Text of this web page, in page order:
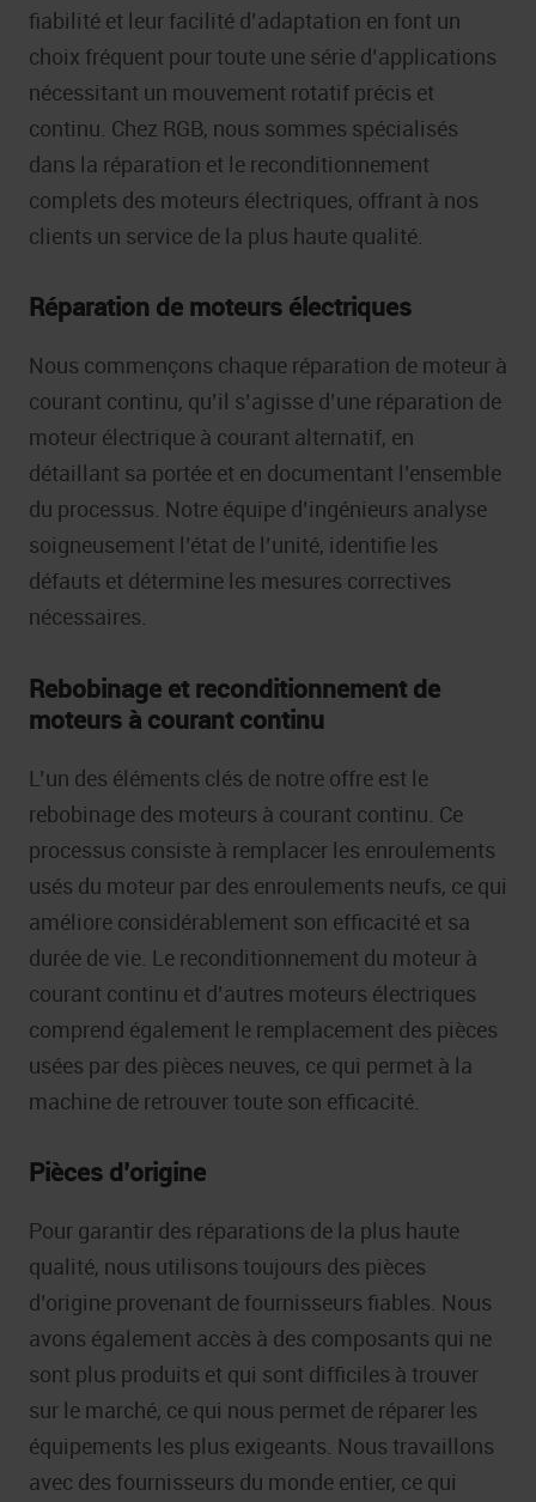
fiabilité et leur facilité d’adaptation en font un
choix fréquent pour toute une série d’applications
nécessitant un mouvement rotatif précis et
continu. Chez RGB, nous sommes spécialisés
dans la réparation et le reconditionnement
complets des moteurs électriques, offrant à nos
clients un service de la plus haute qualité.
Réparation de moteurs électriques
Nous commençons chaque réparation de moteur à
courant continu, qu’il s’agisse d’une réparation de
moteur électrique à courant alternatif, en
détaillant sa portée et en documentant l’ensemble
du processus. Notre équipe d’ingénieurs analyse
soigneusement l’état de l’unité, identifie les
défauts et détermine les mesures correctives
nécessaires.
Rebobinage et reconditionnement de
moteurs à courant continu
L’un des éléments clés de notre offre est le
rebobinage des moteurs à courant continu. Ce
processus consiste à remplacer les enroulements
usés du moteur par des enroulements neufs, ce qui
améliore considérablement son efficacité et sa
durée de vie. Le reconditionnement du moteur à
courant continu et d’autres moteurs électriques
comprend également le remplacement des pièces
usées par des pièces neuves, ce qui permet à la
machine de retrouver toute son efficacité.
Pièces d’origine
Pour garantir des réparations de la plus haute
qualité, nous utilisons toujours des pièces
d’origine provenant de fournisseurs fiables. Nous
avons également accès à des composants qui ne
sont plus produits et qui sont difficiles à trouver
sur le marché, ce qui nous permet de réparer les
équipements les plus exigeants. Nous travaillons
avec des fournisseurs du monde entier, ce qui